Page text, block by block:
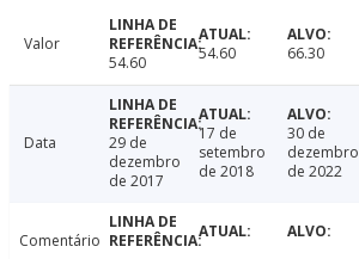
Valor
54.60
54.60 66.30
Data
29 de
dezembro
de 2017
17 de
setembro
de 2018
30 de
dezembro
de 2022
Comentário